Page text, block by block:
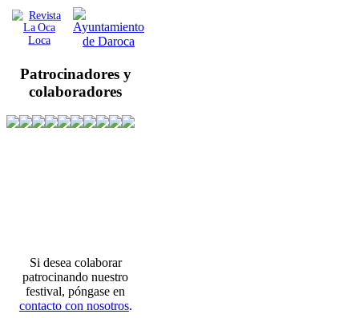
Patrocinadores y
colaboradores
Si desea colaborar
patrocinando nuestro
festival, póngase en
contacto con nosotros.